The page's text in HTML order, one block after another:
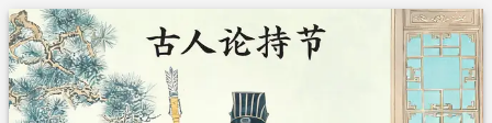
1.摘要
2.正文
2.1.什么是持节
2.2.先贤论持节准则